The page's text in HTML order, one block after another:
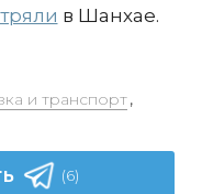
в Шанхае.
и транспорт,
(6)